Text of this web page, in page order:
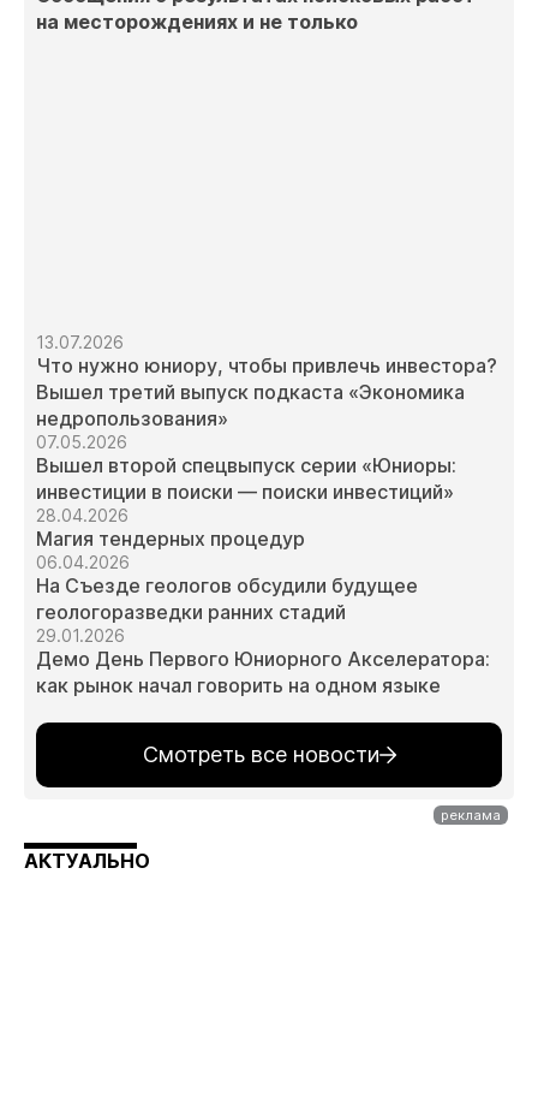
на месторождениях и не только
13.07.2026
Что нужно юниору, чтобы привлечь инвестора?
Вышел третий выпуск подкаста «Экономика
недропользования»
07.05.2026
Вышел второй спецвыпуск серии «Юниоры:
инвестиции в поиски — поиски инвестиций»
28.04.2026
Магия тендерных процедур
06.04.2026
На Съезде геологов обсудили будущее
геологоразведки ранних стадий
29.01.2026
Демо День Первого Юниорного Акселератора:
как рынок начал говорить на одном языке
Смотреть все новости
АКТУАЛЬНО